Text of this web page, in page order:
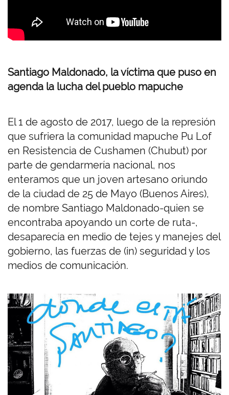
Santiago Maldonado, la víctima que puso en
agenda la lucha del pueblo mapuche
El 1 de agosto de 2017, luego de la represión
que sufriera la comunidad mapuche Pu Lof
en Resistencia de Cushamen (Chubut) por
parte de gendarmería nacional, nos
enteramos que un joven artesano oriundo
de la ciudad de 25 de Mayo (Buenos Aires),
de nombre Santiago Maldonado-quien se
encontraba apoyando un corte de ruta-,
desaparecía en medio de tejes y manejes del
gobierno, las fuerzas de (in) seguridad y los
medios de comunicación.